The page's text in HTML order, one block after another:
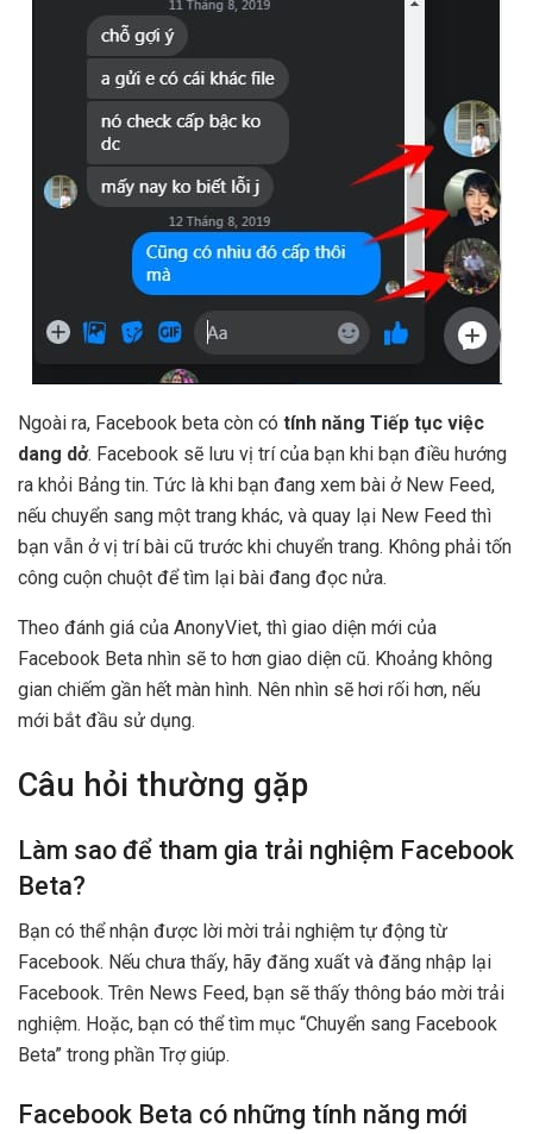
Ngoài ra, Facebook beta còn có tính năng Tiếp tục việc
dang dở. Facebook sẽ lưu vị trí của bạn khi bạn điều hướng
ra khỏi Bảng tin. Tức là khi bạn đang xem bài ở New Feed,
nếu chuyển sang một trang khác, và quay lại New Feed thì
bạn vẫn ở vị trí bài cũ trước khi chuyển trang. Không phải tốn
công cuộn chuột để tìm lại bài đang đọc nửa.
Theo đánh giá của AnonyViet, thì giao diện mới của
Facebook Beta nhìn sẽ to hơn giao diện cũ. Khoảng không
gian chiếm gần hết màn hình. Nên nhìn sẽ hơi rối hơn, nếu
mới bắt đầu sử dụng.
Câu hỏi thường gặp
Làm sao để tham gia trải nghiệm Facebook
Beta?
Bạn có thể nhận được lời mời trải nghiệm tự động từ
Facebook. Nếu chưa thấy, hãy đăng xuất và đăng nhập lại
Facebook. Trên News Feed, bạn sẽ thấy thông báo mời trải
nghiệm. Hoặc, bạn có thể tìm mục “Chuyển sang Facebook
Beta” trong phần Trợ giúp.
Facebook Beta có những tính năng mới